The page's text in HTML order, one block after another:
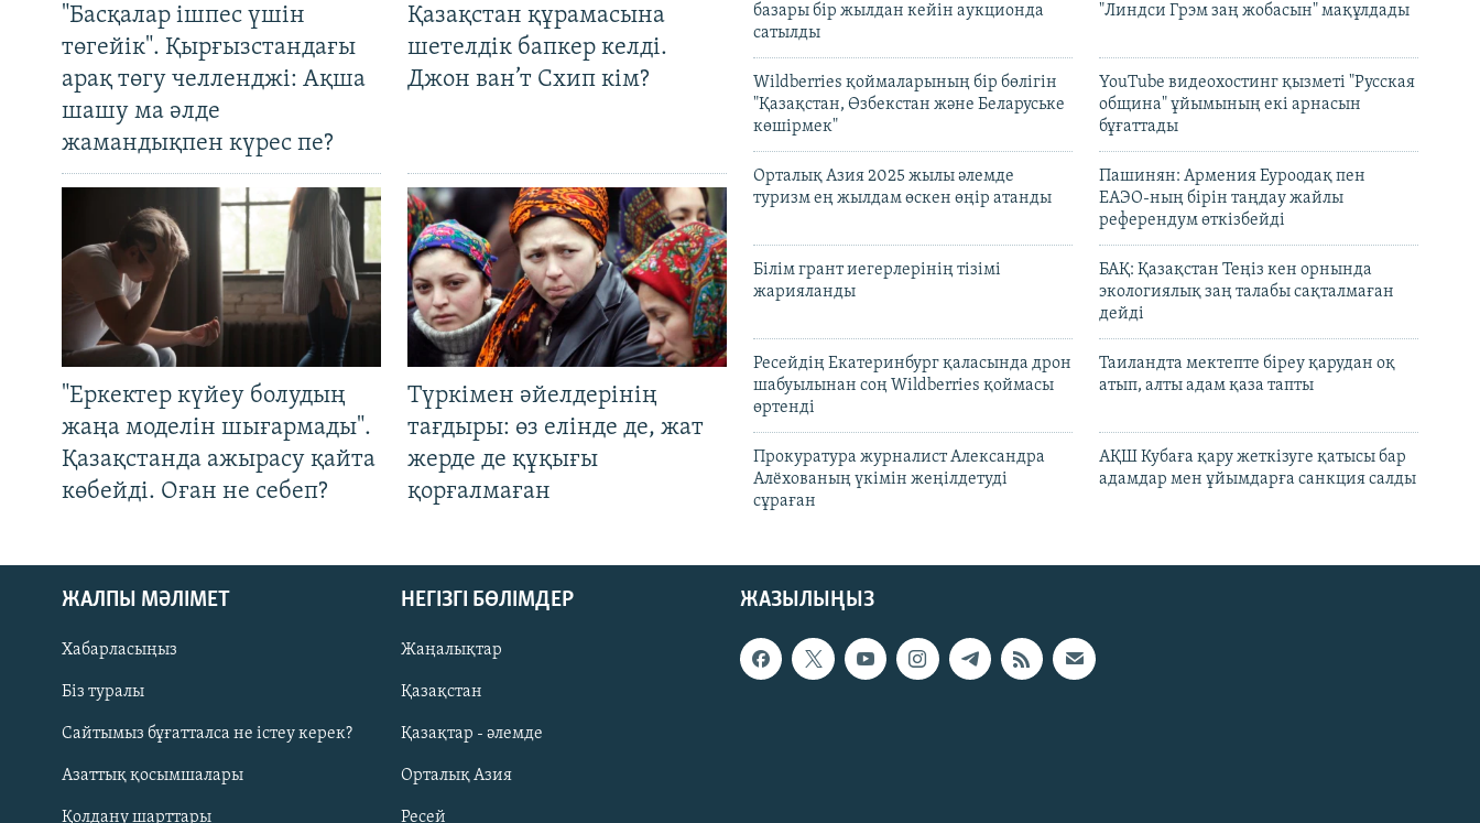
Русский
ЖАЗЫЛЫҢЫЗ
"Басқалар ішпес үшін
төгейік". Қырғызстандағы
арақ төгу челленджі: Ақша
шашу ма әлде
жамандықпен күрес пе?
Қазақстан құрамасына
шетелдік бапкер келді.
Джон ван’т Схип кім?
"Еркектер күйеу болудың
жаңа моделін шығармады".
Қазақстанда ажырасу қайта
көбейді. Оған не себеп?
Түркімен әйелдерінің
тағдыры: өз елінде де, жат
жерде де құқығы
қорғалмаған
базары бір жылдан кейін аукционда
сатылды
"Линдси Грэм заң жобасын" мақұлдады
Wildberries қоймаларының бір бөлігін
"Қазақстан, Өзбекстан және Беларуське
көшірмек"
YouTube видеохостинг қызметі "Русская
община" ұйымының екі арнасын
бұғаттады
Орталық Азия 2025 жылы әлемде
туризм ең жылдам өскен өңір атанды
Пашинян: Армения Еуроодақ пен
ЕАЭО-ның бірін таңдау жайлы
референдум өткізбейді
Білім грант иегерлерінің тізімі
жарияланды
БАҚ: Қазақстан Теңіз кен орнында
экологиялық заң талабы сақталмаған
дейді
Ресейдің Екатеринбург қаласында дрон
шабуылынан соң Wildberries қоймасы
өртенді
Таиландта мектепте біреу қарудан оқ
атып, алты адам қаза тапты
Прокуратура журналист Александра
Алёхованың үкімін жеңілдетуді
сұраған
АҚШ Кубаға қару жеткізуге қатысы бар
адамдар мен ұйымдарға санкция салды
ЖАЗЫЛЫҢЫЗ
ЖАЛПЫ МӘЛІМЕТ
Хабарласыңыз
Біз туралы
Сайтымыз бұғатталса не істеу керек?
Азаттық қосымшалары
Қолдану шарттары
НЕГІЗГІ БӨЛІМДЕР
Жаңалықтар
Қазақстан
Қазақтар - әлемде
Орталық Азия
Ресей